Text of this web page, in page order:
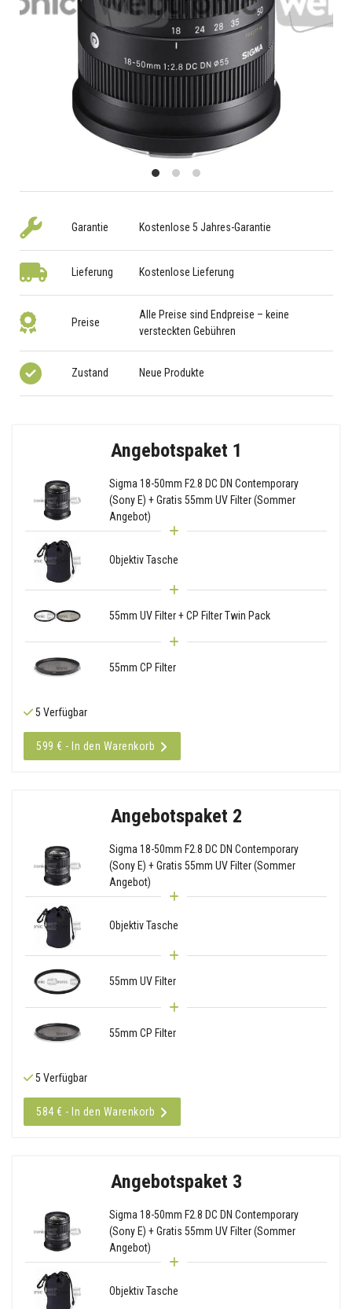
Garantie Kostenlose 5 Jahres-Garantie
Lieferung Kostenlose Lieferung
Preise
Alle Preise sind Endpreise – keine
versteckten Gebühren
Zustand Neue Produkte
Angebotspaket 1
Sigma 18-50mm F2.8 DC DN Contemporary
(Sony E) + Gratis 55mm UV Filter (Sommer
Angebot)
Objektiv Tasche
55mm UV Filter + CP Filter Twin Pack
55mm CP Filter
5 Verfügbar
599 € - In den Warenkorb
Angebotspaket 2
Sigma 18-50mm F2.8 DC DN Contemporary
(Sony E) + Gratis 55mm UV Filter (Sommer
Angebot)
Objektiv Tasche
55mm UV Filter
55mm CP Filter
5 Verfügbar
584 € - In den Warenkorb
Angebotspaket 3
Sigma 18-50mm F2.8 DC DN Contemporary
(Sony E) + Gratis 55mm UV Filter (Sommer
Angebot)
Objektiv Tasche